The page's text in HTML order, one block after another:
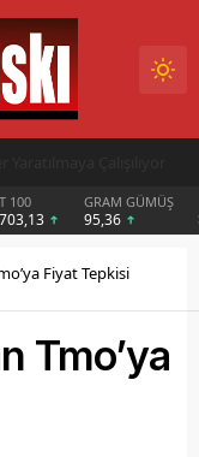
GRAM GÜMÜŞ
95,36
Fiyat Tepkisi
Tmo’ya